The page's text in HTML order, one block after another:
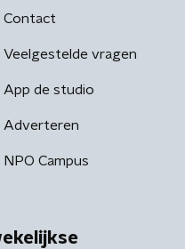
Contact
Veelgestelde vragen
App de studio
Adverteren
NPO Campus